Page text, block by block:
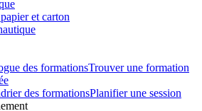
et carton
des formationsTrouver une formation
des formationsPlanifier une session